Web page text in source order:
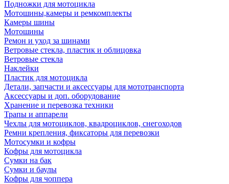
Подножки для мотоцикла
Мотошины,камеры и ремкомплекты
Камеры шины
Мотошины
Ремон и уход за шинами
Ветровые стекла, пластик и облицовка
Ветровые стекла
Наклейки
Пластик для мотоцикла
Детали, запчасти и аксессуары для мототранспорта
Аксессуары и доп. оборудование
Хранение и перевозка техники
Трапы и аппарели
Чехлы для мотоциклов, квадроциклов, снегоходов
Ремни крепления, фиксаторы для перевозки
Мотосумки и кофры
Кофры для мотоцикла
Сумки на бак
Сумки и баулы
Кофры для чоппера